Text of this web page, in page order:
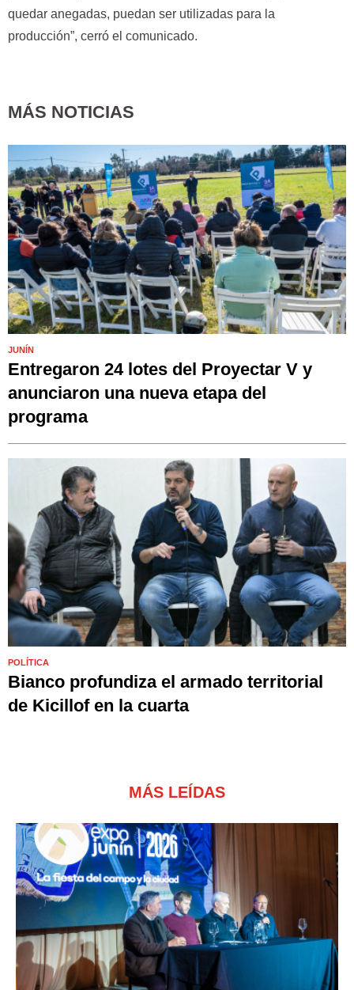
quedar anegadas, puedan ser utilizadas para la
producción”, cerró el comunicado.
MÁS NOTICIAS
JUNÍN
Entregaron 24 lotes del Proyectar V y
anunciaron una nueva etapa del
programa
POLÍTICA
Bianco profundiza el armado territorial
de Kicillof en la cuarta
MÁS LEÍDAS